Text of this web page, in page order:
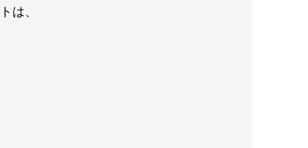
は、